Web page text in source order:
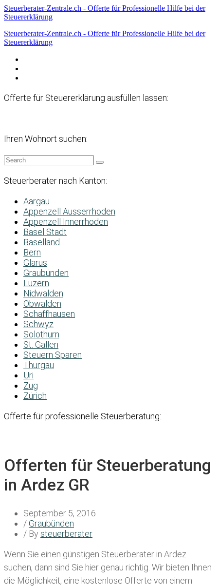
Steuerberater-Zentrale.ch - Offerte für Professionelle Hilfe bei der
Steuererklärung
Steuerberater-Zentrale.ch - Offerte für Professionelle Hilfe bei der
Steuererklärung
Offerte für Steuererklärung ausfüllen lassen:
Ihren Wohnort suchen:
Steuerberater nach Kanton:
Aargau
Appenzell Ausserrhoden
Appenzell Innerrhoden
Basel Stadt
Baselland
Bern
Glarus
Graubünden
Luzern
Nidwalden
Obwalden
Schaffhausen
Schwyz
Solothurn
St. Gallen
Steuern Sparen
Thurgau
Uri
Zug
Zürich
Offerte für professionelle Steuerberatung:
Offerten für Steuerberatung
in Ardez GR
September 5, 2016
/Graubünden
/ By steuerberater
Wenn Sie einen günstigen Steuerberater in Ardez
suchen, dann sind Sie hier genau richtig. Wir bieten Ihnen
die Möglichkeit, eine kostenlose Offerte von einem